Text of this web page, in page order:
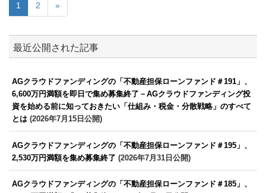
1 2 »
最近公開された記事
AGクラウドファンディングの「不動産担保ローンファンド＃191」、
6,600万円満額を即日で集め募集終了－AGクラウドファンディング投
資を始める前に知っておきたい「仕組み・税金・分散戦略」のすべて
とは (2026年7月15日公開)
AGクラウドファンディングの「不動産担保ローンファンド＃195」、
2,530万円満額を集め募集終了 (2026年7月31日公開)
AGクラウドファンディングの「不動産担保ローンファンド＃185」、